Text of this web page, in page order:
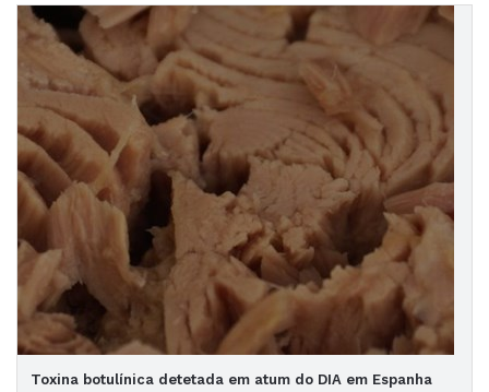
Toxina botulínica detetada em atum do DIA em Espanha